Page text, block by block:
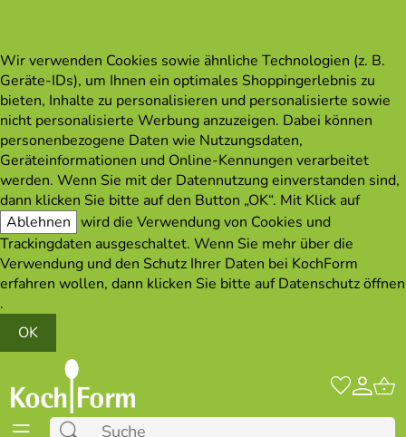
Wir verwenden Cookies sowie ähnliche Technologien (z. B.
Geräte-IDs), um Ihnen ein optimales Shoppingerlebnis zu
bieten, Inhalte zu personalisieren und personalisierte sowie
nicht personalisierte Werbung anzuzeigen. Dabei können
personenbezogene Daten wie Nutzungsdaten,
Geräteinformationen und Online-Kennungen verarbeitet
werden. Wenn Sie mit der Datennutzung einverstanden sind,
dann klicken Sie bitte auf den Button „OK“. Mit Klick auf
Ablehnen wird die Verwendung von Cookies und
Trackingdaten ausgeschaltet. Wenn Sie mehr über die
Verwendung und den Schutz Ihrer Daten bei KochForm
erfahren wollen, dann klicken Sie bitte aufDatenschutz öffnen
.
OK